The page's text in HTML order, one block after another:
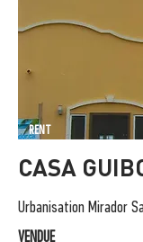
RENT
CASA
Urbanisation Mirador
VENDUE